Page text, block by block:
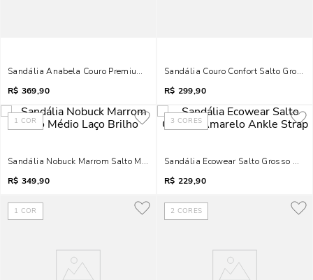
Sandália Anabela Couro Premium Bico Folha Marrom
R$ 369,90
Sandália Couro Confort Salto
R$ 299,90
1 COR
Sandália Nobuck Marrom Salto Médio Laço Brilho
R$ 349,90
3 CORES
Sandália Ecowear Salto Grosso
R$ 229,90
1 COR 2 CORES